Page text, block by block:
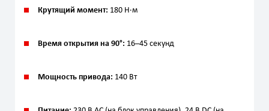
Крутящий момент: 180 Н·м
Время открытия на 90°: 16–45 секунд
Мощность привода: 140 Вт